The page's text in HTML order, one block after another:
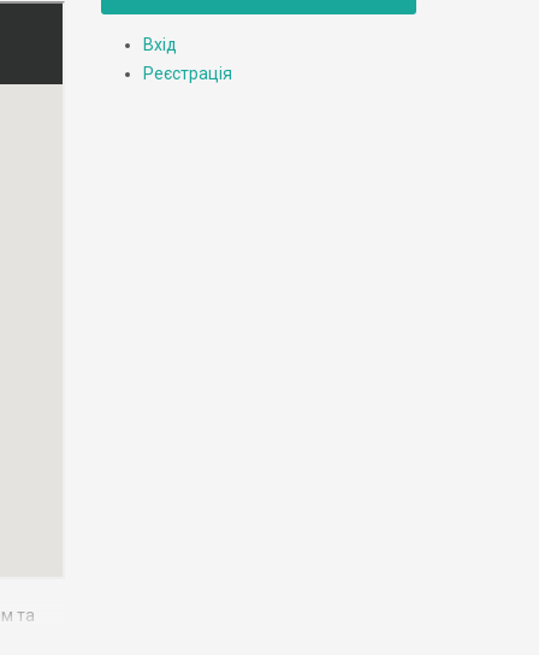
та
Вхід
Реєстрація